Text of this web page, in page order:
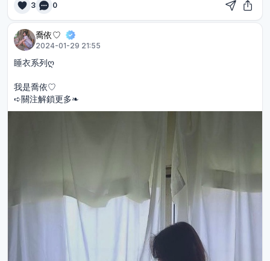
3 0
喬依♡︎
2024-01-29 21:55
睡衣系列ღ
我是喬依♡︎
➪關注解鎖更多❧